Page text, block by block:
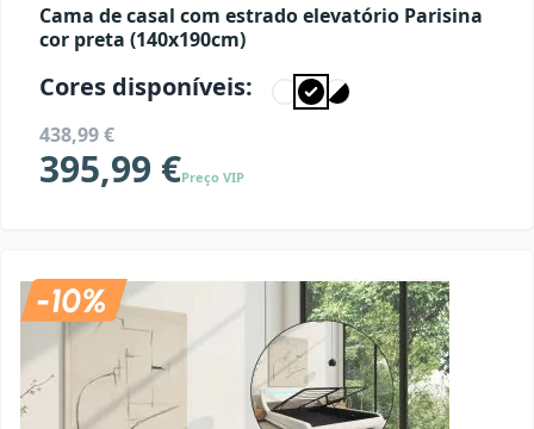
Cama de casal com estrado elevatório Parisina
cor preta (140x190cm)
Cores disponíveis:
438,99 €
395,99 €Preço VIP